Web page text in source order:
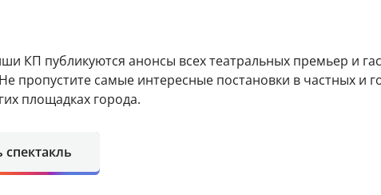
КП публикуются анонсы всех театральных премьер и
пропустите самые интересные постановки в частных и
площадках города.